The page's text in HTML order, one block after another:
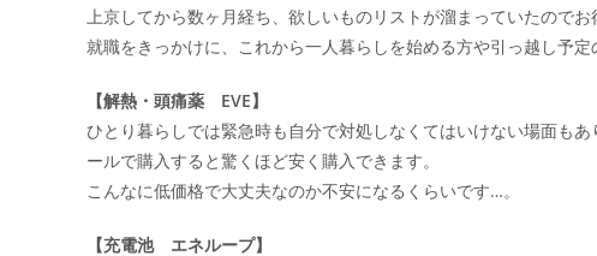
上京してから数ヶ月経ち、欲しいものリストが溜まっていたので
就職をきっかけに、これから一人暮らしを始める方や引っ越し予定
【解熱・頭痛薬 EVE】
ひとり暮らしでは緊急時も自分で対処しなくてはいけない場面も
ールで購入すると驚くほど安く購入できます。
こんなに低価格で大丈夫なのか不安になるくらいです…。
【充電池 エネループ】